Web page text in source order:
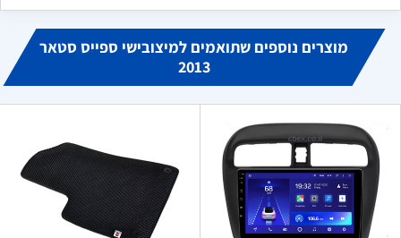
באמת סביר מאוד, בסך הכל מרוצה מהקנייה ואני אחזור שוב.
מוצרים נוספים שתואמים למיצובישי ספייס סטאר
2013